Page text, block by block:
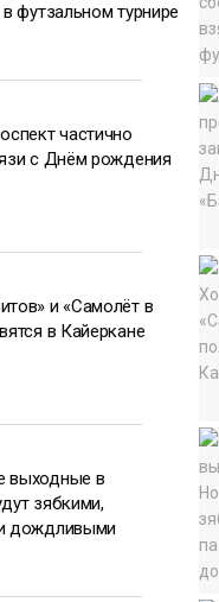
футзальном турнире
частично
с Днём рождения
и «Самолёт в
в Кайеркане
выходные в
зябкими,
дождливыми